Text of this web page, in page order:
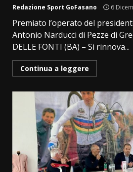
Redazione Sport GoFasano 6
Premiato l’operato del
Antonio Narducci di Pezze di
DELLE FONTI (BA) – Si rinnova...
Continua a leggere